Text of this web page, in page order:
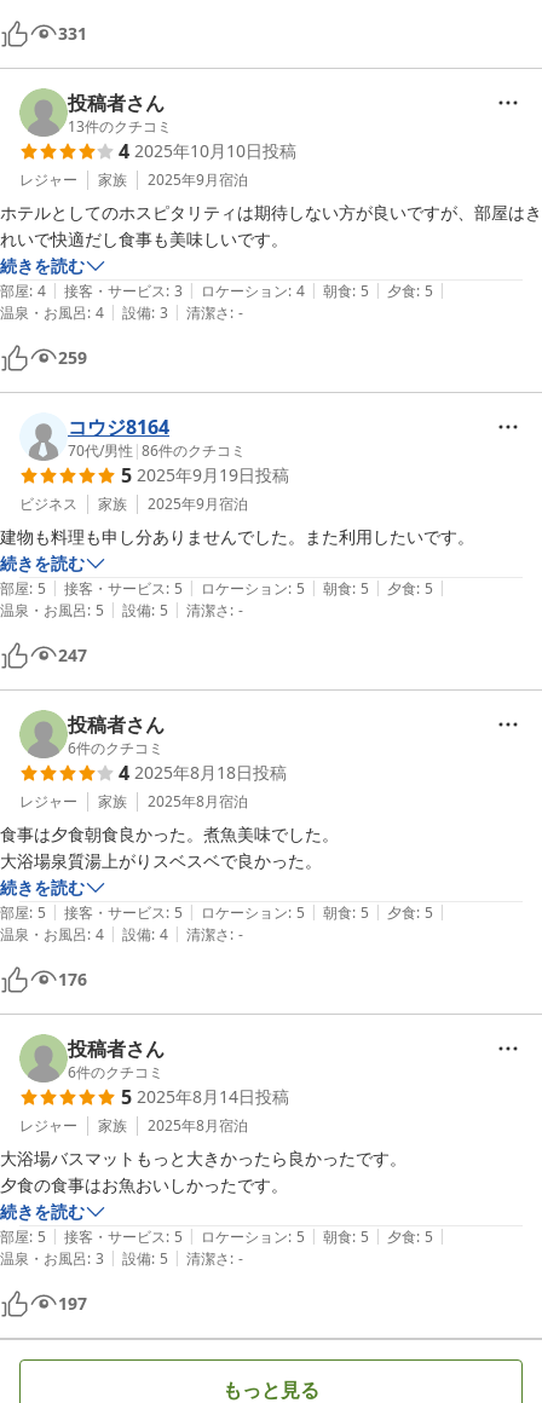
331
投稿者さん
13件のクチコミ
4 2025年10月10日投稿
レジャー 家族 2025年9月宿泊
ホテルとしてのホスピタリティは期待しない方が良いですが、部屋はき
れいで快適だし食事も美味しいです。
続きを読む
部屋: 4 | 接客・サービス: 3 | ロケーション: 4 | 朝食: 5 | 夕食: 5 |
温泉・お風呂: 4 | 設備: 3 | 清潔さ: -
259
コウジ8164
70代/男性 |86件のクチコミ
5 2025年9月19日投稿
ビジネス 家族 2025年9月宿泊
建物も料理も申し分ありませんでした。また利用したいです。
続きを読む
部屋: 5 | 接客・サービス: 5 | ロケーション: 5 | 朝食: 5 | 夕食: 5 |
温泉・お風呂: 5 | 設備: 5 | 清潔さ: -
247
投稿者さん
6件のクチコミ
4 2025年8月18日投稿
レジャー 家族 2025年8月宿泊
食事は夕食朝食良かった。煮魚美味でした。
続きを読む
部屋: 5 | 接客・サービス: 5 | ロケーション: 5 | 朝食: 5 | 夕食: 5 |
温泉・お風呂: 4 | 設備: 4 | 清潔さ: -
176
投稿者さん
6件のクチコミ
5 2025年8月14日投稿
レジャー 家族 2025年8月宿泊
大浴場バスマットもっと大きかったら良かったです。
夕食の食事はお魚おいしかったです。
続きを読む
部屋: 5 | 接客・サービス: 5 | ロケーション: 5 | 朝食: 5 | 夕食: 5 |
温泉・お風呂: 3 | 設備: 5 | 清潔さ: -
197
もっと見る